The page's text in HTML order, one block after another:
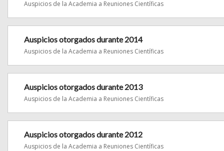
Auspicios de la Academia a Reuniones Científicas
Auspicios otorgados durante 2014
Auspicios de la Academia a Reuniones Científicas
Auspicios otorgados durante 2013
Auspicios de la Academia a Reuniones Científicas
Auspicios otorgados durante 2012
Auspicios de la Academia a Reuniones Científicas